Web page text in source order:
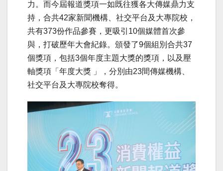
力。而今屆報道獎項一如既往獲各大傳媒鼎力支
持，合共42家新聞機構、社交平台及大專院校，
共有373份作品參賽，更吸引10個媒體首次參
與，打破歷年大會紀錄。頒發了9個組別合共37
個獎項，包括3個年度主題大獎的獎項，以及壓
軸獎項「年度大獎 」，分別由23間傳媒機構、
社交平台及大專院校奪得。